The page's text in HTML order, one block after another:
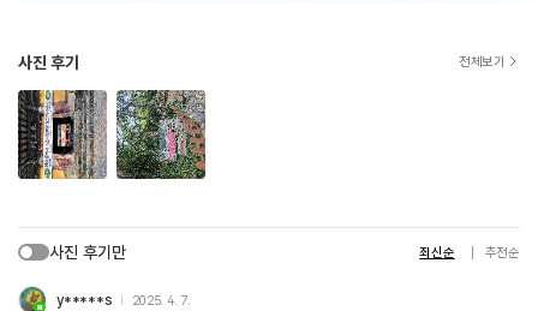
사진 후기 전체보기
사진 후기만 최신순 추천순
y*****s 2025. 4. 7.